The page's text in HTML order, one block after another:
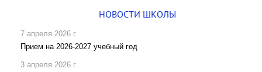
НОВОСТИ ШКОЛЫ
7 апреля 2026 г.
Прием на 2026-2027 учебный год
3 апреля 2026 г.